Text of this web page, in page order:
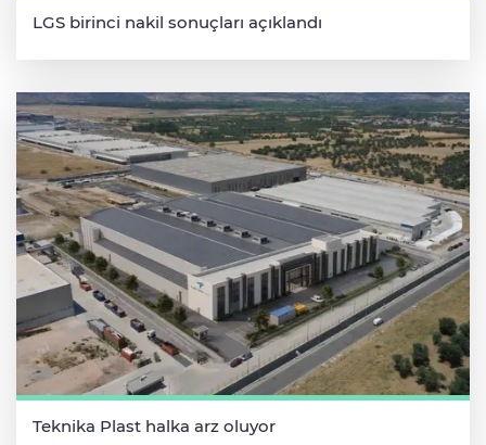
LGS birinci nakil sonuçları açıklandı
Teknika Plast halka arz oluyor